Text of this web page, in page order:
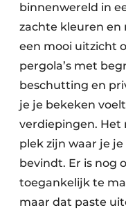
binnenwereld in
zachte kleuren en
een mooi uitzicht
pergola’s met
beschutting en
je je bekeken
verdiepingen. Het
plek zijn waar je
bevindt. Er is nog
toegankelijk te
maar dat paste